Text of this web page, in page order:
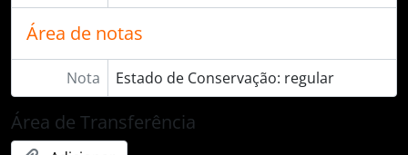
Área de notas
Nota Estado de Conservação: regular
Área de Transferência